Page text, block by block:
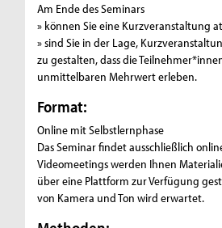
Am Ende des Seminars
» können Sie eine Kurzveranstaltung
» sind Sie in der Lage,
zu gestalten, dass die
unmittelbaren Mehrwert erleben.
Format:
Online mit Selbstlernphase
Das Seminar findet ausschließlich
Videomeetings werden Ihnen
über eine Plattform zur Verfügung
von Kamera und Ton wird erwartet.